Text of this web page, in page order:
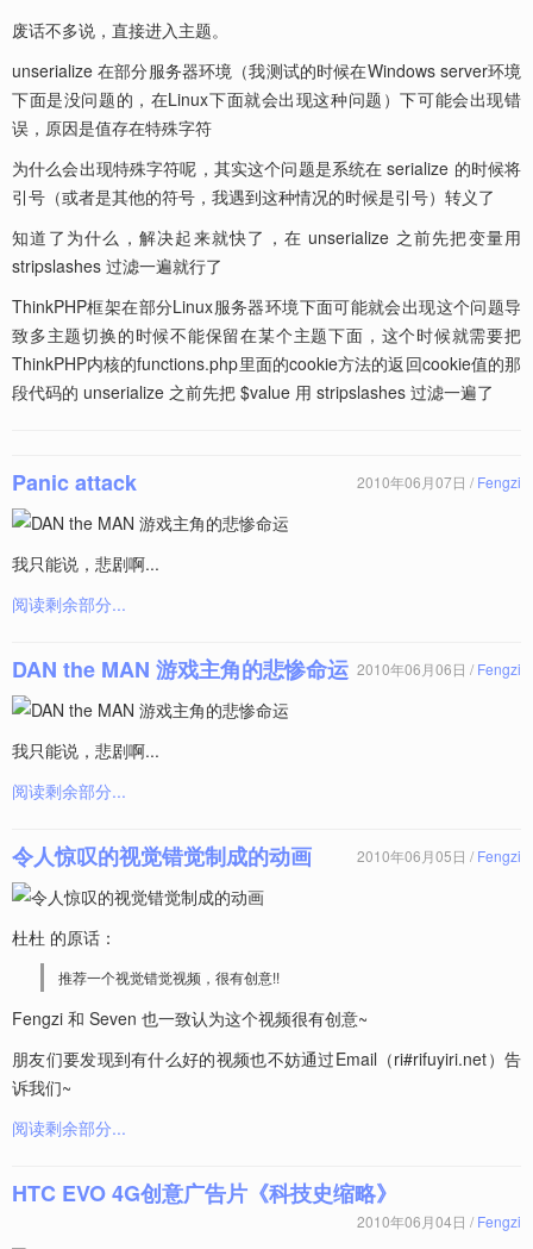
废话不多说，直接进入主题。
unserialize 在部分服务器环境（我测试的时候在Windows server环境
下面是没问题的，在Linux下面就会出现这种问题）下可能会出现错
误，原因是值存在特殊字符
为什么会出现特殊字符呢，其实这个问题是系统在 serialize 的时候将
引号（或者是其他的符号，我遇到这种情况的时候是引号）转义了
知道了为什么，解决起来就快了，在 unserialize 之前先把变量用
stripslashes 过滤一遍就行了
ThinkPHP框架在部分Linux服务器环境下面可能就会出现这个问题导
致多主题切换的时候不能保留在某个主题下面，这个时候就需要把
ThinkPHP内核的functions.php里面的cookie方法的返回cookie值的那
段代码的 unserialize 之前先把 $value 用 stripslashes 过滤一遍了
Panic attack 2010年06月07日 / Fengzi
我只能说，悲剧啊...
阅读剩余部分...
DAN the MAN 游戏主角的悲惨命运 2010年06月06日 / Fengzi
我只能说，悲剧啊...
阅读剩余部分...
令人惊叹的视觉错觉制成的动画 2010年06月05日 / Fengzi
杜杜 的原话：
推荐一个视觉错觉视频，很有创意!!
Fengzi 和 Seven 也一致认为这个视频很有创意~
朋友们要发现到有什么好的视频也不妨通过Email（ri#rifuyiri.net）告
诉我们~
阅读剩余部分...
HTC EVO 4G创意广告片《科技史缩略》
2010年06月04日 / Fengzi